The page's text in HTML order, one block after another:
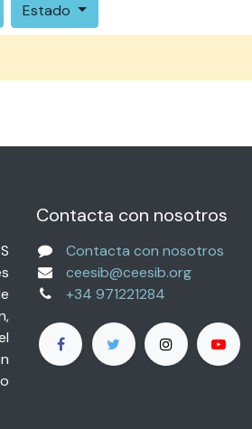
Estado
Contacta con nosotros
Contacta con nosotros
ceesib@ceesib.org
+34 971221284